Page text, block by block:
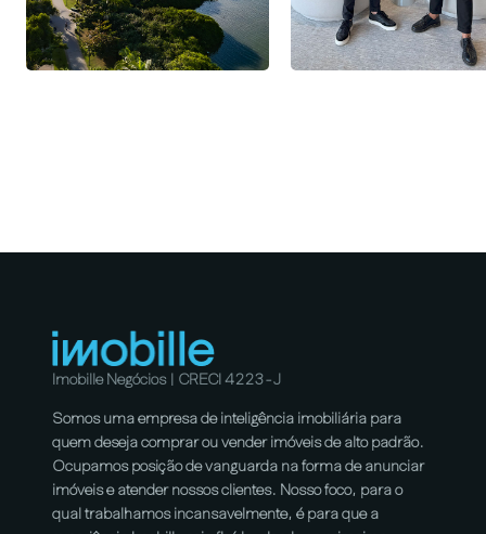
Imobille Negócios | CRECI 4223-J
Somos uma empresa de inteligência imobiliária para
quem deseja comprar ou vender imóveis de alto padrão.
Ocupamos posição de vanguarda na forma de anunciar
imóveis e atender nossos clientes. Nosso foco, para o
qual trabalhamos incansavelmente, é para que a